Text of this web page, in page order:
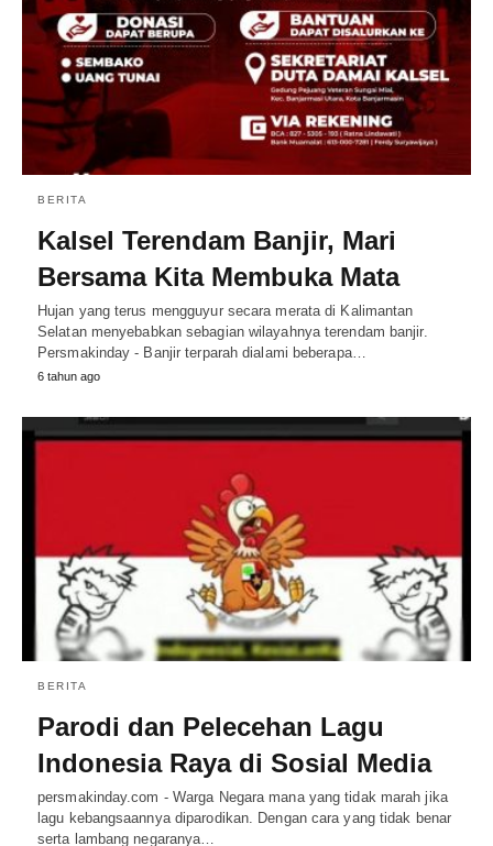
BERITA
Kalsel Terendam Banjir, Mari
Bersama Kita Membuka Mata
Hujan yang terus mengguyur secara merata di Kalimantan
Selatan menyebabkan sebagian wilayahnya terendam banjir.
Persmakinday - Banjir terparah dialami beberapa…
6 tahun ago
BERITA
Parodi dan Pelecehan Lagu
Indonesia Raya di Sosial Media
persmakinday.com - Warga Negara mana yang tidak marah jika
lagu kebangsaannya diparodikan. Dengan cara yang tidak benar
serta lambang negaranya…